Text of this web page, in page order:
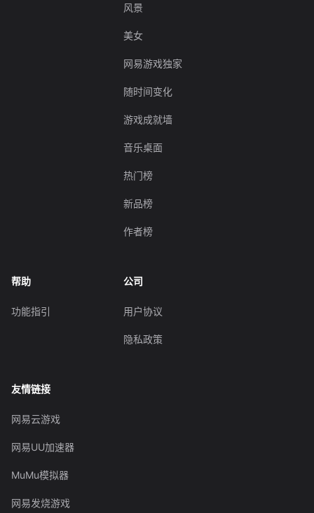
风景
美女
网易游戏独家
随时间变化
游戏成就墙
音乐桌面
热门榜
新品榜
作者榜
帮助
功能指引
公司
用户协议
隐私政策
友情链接
网易云游戏
网易UU加速器
MuMu模拟器
网易发烧游戏